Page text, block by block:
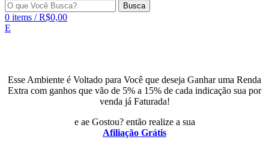
Busca
0 items / R$0,00
E
Esse Ambiente é Voltado para Você que deseja Ganhar uma Renda
Extra com ganhos que vão de 5% a 15% de cada indicação sua por
venda já Faturada!
e ae Gostou? então realize a sua
Afiliação Grátis